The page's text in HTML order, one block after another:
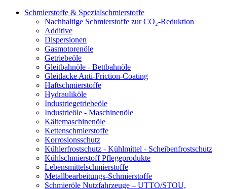
Schmierstoffe & Spezialschmierstoffe
Nachhaltige Schmierstoffe zur CO₂-Reduktion
Additive
Dispersionen
Gasmotorenöle
Getriebeöle
Gleitbahnöle - Bettbahnöle
Gleitlacke Anti-Friction-Coating
Haftschmierstoffe
Hydrauliköle
Industriegetriebeöle
Industrieöle - Maschinenöle
Kältemaschinenöle
Kettenschmierstoffe
Korrosionsschutz
Kühlerfrostschutz - Kühlmittel - Scheibenfrostschutz
Kühlschmierstoff Pflegeprodukte
Lebensmittelschmierstoffe
Metallbearbeitungs-Schmierstoffe
Schmieröle Nutzfahrzeuge – UTTO/STOU,